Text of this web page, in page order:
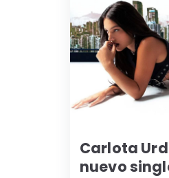
Carlota
nuevo